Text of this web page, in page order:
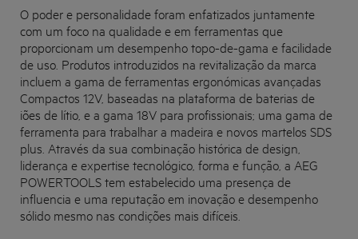
O poder e personalidade foram enfatizados juntamente
com um foco na qualidade e em ferramentas que
proporcionam um desempenho topo-de-gama e facilidade
de uso. Produtos introduzidos na revitalização da marca
incluem a gama de ferramentas ergonómicas avançadas
Compactos 12V, baseadas na plataforma de baterias de
iões de lítio, e a gama 18V para profissionais; uma gama de
ferramenta para trabalhar a madeira e novos martelos SDS
plus. Através da sua combinação histórica de design,
liderança e expertise tecnológico, forma e função, a AEG
POWERTOOLStem estabelecido uma presença de
influencia e uma reputação em inovação e desempenho
sólido mesmo nas condições mais difíceis.